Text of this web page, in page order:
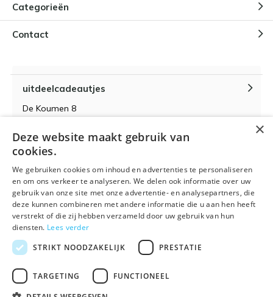
Categorieën
Contact
uitdeelcadeautjes
De Koumen 8
KvK-nummer 14087571
BTW-nummer NL 815399145 B01
Algemene voorwaarden RSS-feed
×
Deze website maakt gebruik van
cookies.
We gebruiken cookies om inhoud en advertenties te personaliseren
en om ons verkeer te analyseren. We delen ook informatie over uw
gebruik van onze site met onze advertentie- en analysepartners, die
deze kunnen combineren met andere informatie die u aan hen heeft
verstrekt of die zij hebben verzameld door uw gebruik van hun
diensten. Lees verder
STRIKT NOODZAKELIJK
PRESTATIE
TARGETING FUNCTIONEEL